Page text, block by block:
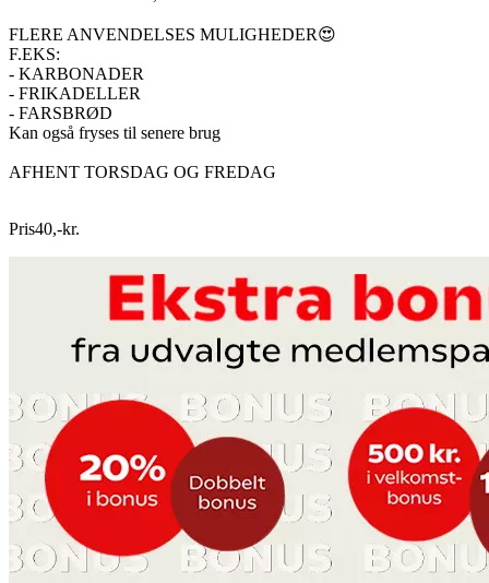
FLERE ANVENDELSES MULIGHEDER😍
F.EKS:
- KARBONADER
- FRIKADELLER
- FARSBRØD
Kan også fryses til senere brug
AFHENT TORSDAG OG FREDAG
Pris40,-kr.